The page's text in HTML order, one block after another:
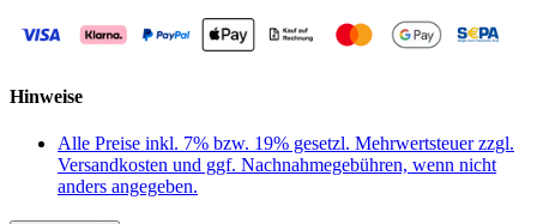
Hinweise
Alle Preise inkl. 7% bzw. 19% gesetzl. Mehrwertsteuer zzgl.
Versandkosten und ggf. Nachnahmegebühren, wenn nicht
anders angegeben.